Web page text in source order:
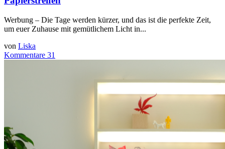
Werbung – Die Tage werden kürzer, und das ist die perfekte Zeit,
um euer Zuhause mit gemütlichem Licht in...
von Liska
Kommentare 31